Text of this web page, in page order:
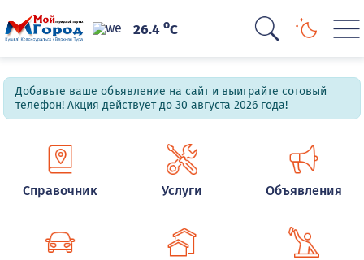
26.4oC
Добавьте ваше объявление на сайт и выиграйте сотовый
телефон! Акция действует до 30 августа 2026 года!
Справочник Услуги Объявления